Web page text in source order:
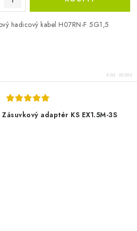
hadicový kabel H07RN-F 5G1,5
Kód: 60566
adaptér KS EX1.5M-3S